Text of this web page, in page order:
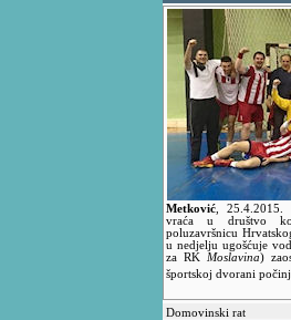
Metković ,25.4.2015.
vraća u društvo
poluzavršnicu
u nedjelju ugošćuje
za RK Moslavina)
športskoj dvorani
Domovinski rat